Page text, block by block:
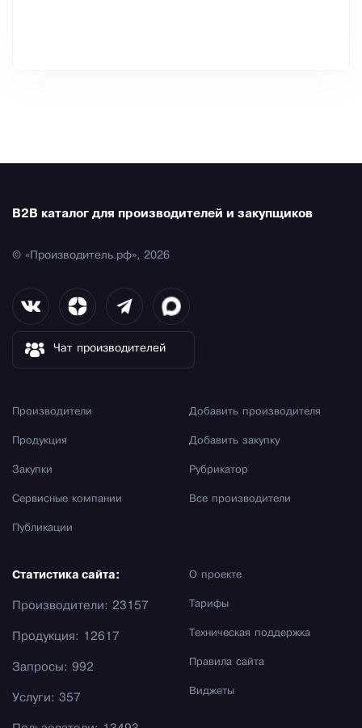
B2B каталог для производителей и закупщиков
© «Производитель.рф», 2026
Чат производителей
Производители
Продукция
Закупки
Сервисные компании
Публикации
Добавить производителя
Добавить закупку
Рубрикатор
Все производители
О проекте
Тарифы
Техническая поддержка
Правила сайта
Виджеты
Статистика сайта:
Производители: 23157
Продукция: 12617
Запросы: 992
Услуги: 357